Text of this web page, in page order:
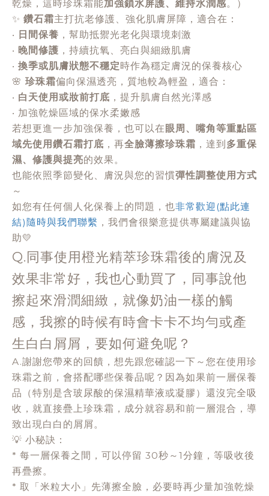
乾燥，這時珍珠霜能加強鎖水屏護、維持水潤感。）
✨ 鑽石霜主打抗老修護、強化肌膚屏障，適合在：
‧ 日間保養 ，幫助抵禦光老化與環境刺激
‧ 晚間修護 ，持續抗氧、亮白與細緻肌膚
‧ 換季或肌膚狀態不穩定時作為穩定膚況的保養核心
🌸 珍珠霜偏向保濕透亮，質地較為輕盈，適合：
‧ 白天使用或妝前打底 ，提升肌膚自然光澤感
‧ 加強乾燥區域的保水柔嫩感
若想更進一步加強保養，也可以在 眼周、嘴角等重點區
域先使用鑽石霜打底 ，再全臉薄擦珍珠霜 ，達到多重保
濕、修護與提亮的效果。
也能依照季節變化、膚況與您的習慣彈性調整使用方式
～
如您有任何個人化保養上的問題，也非常歡迎(點此連
結)隨時與我們聯繫 ，我們會很樂意提供專屬建議與協
助💛
Q.同事使用橙光精萃珍珠霜後的膚況及
效果非常好，我也心動買了，同事說他
擦起來滑潤細緻，就像奶油一樣的觸
感，我擦的時候有時會卡卡不均勻或產
生白白屑屑，要如何避免呢？
A.謝謝您帶來的回饋，想先跟您確認一下～您在使用珍
珠霜之前，會搭配哪些保養品呢？因為如果前一層保養
品（特別是含玻尿酸的保濕精華液或凝膠）還沒完全吸
收，就直接疊上珍珠霜，成分就容易和前一層混合，導
致出現白白的屑屑。
💡 小秘訣：
* 每一層保養之間，可以停留 30秒～1分鐘，等吸收後
再疊擦。
* 取「米粒大小」先薄擦全臉，必要時再少量加強乾燥